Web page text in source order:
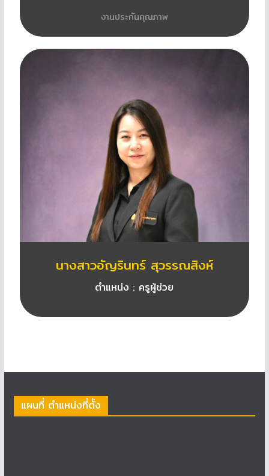
งานประกันคุณภาพ
นางสาวอัญรินทร์ สุวรรณสิงห์
ตำแหน่ง : ครูผู้ช่วย
แผนที่ ตำแหน่งที่ตั้ง